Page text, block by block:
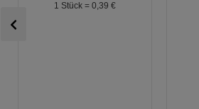
1 Stück = 0, 39 €